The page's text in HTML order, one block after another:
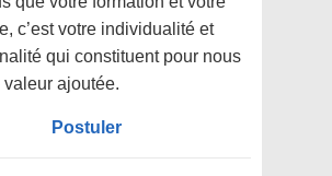
c’est votre individualité et
qui constituent pour nous
ajoutée.
Postuler